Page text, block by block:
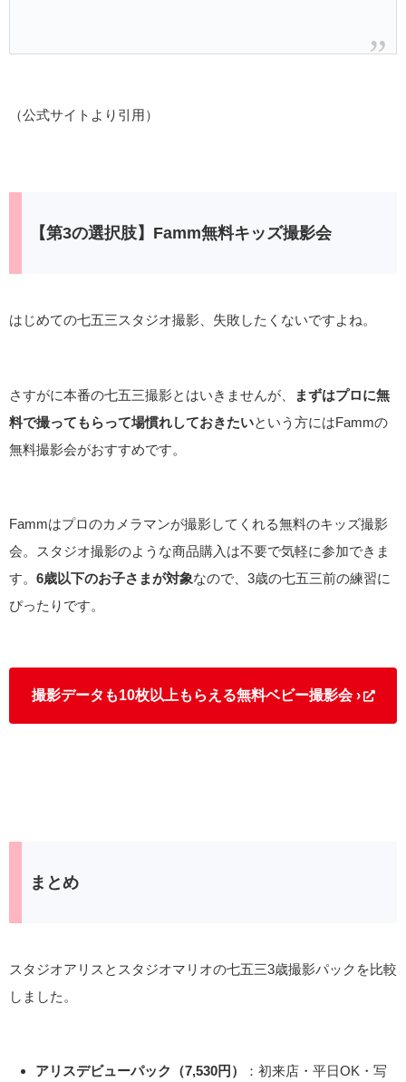
（公式サイトより引用）
【第3の選択肢】Famm無料キッズ撮影会
はじめての七五三スタジオ撮影、失敗したくないですよね。
さすがに本番の七五三撮影とはいきませんが、
まずはプロに無
料で撮ってもらって場慣れしておきたいという方にはFammの
無料撮影会がおすすめです。
Fammはプロのカメラマンが撮影してくれる無料のキッズ撮影
会。スタジオ撮影のような商品購入は不要で気軽に参加できま
す。 6歳以下のお子さまが対象なので、3歳の七五三前の練習に
ぴったりです。
撮影データも10枚以上もらえる無料ベビー撮影会 ›
まとめ
スタジオアリスとスタジオマリオの七五三3歳撮影パックを比較
しました。
アリスデビューパック（7,530円） ：初来店・平日OK・写